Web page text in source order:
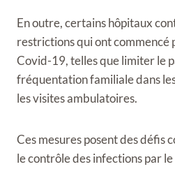
En outre, certains hôpitaux
restrictions qui ont commencé
Covid-19, telles que limiter le
fréquentation familiale dans
les visites ambulatoires.
Ces mesures posent des défis
le contrôle des infections par